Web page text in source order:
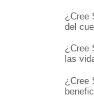
¿Cree
del
¿Cree
las
¿Cree